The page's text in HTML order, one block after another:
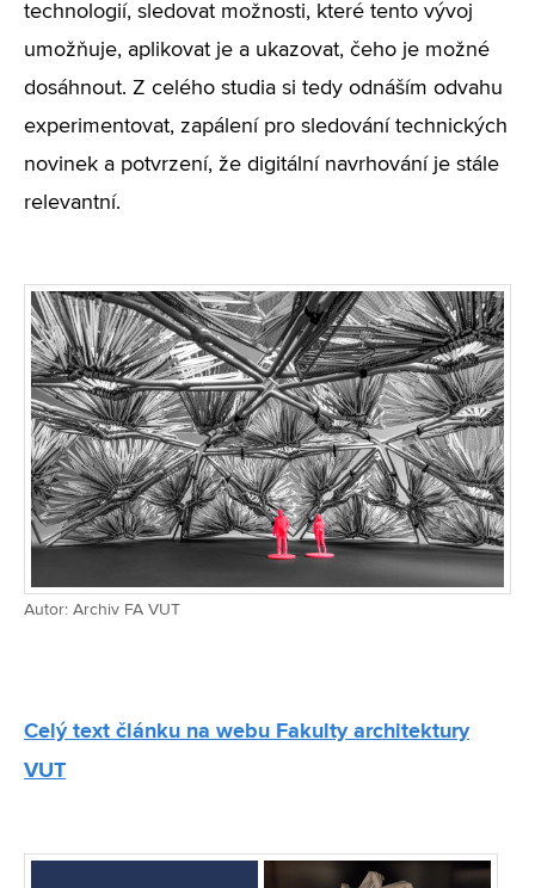
technologií, sledovat možnosti, které tento vývoj
umožňuje, aplikovat je a ukazovat, čeho je možné
dosáhnout. Z celého studia si tedy odnáším odvahu
experimentovat, zapálení pro sledování technických
novinek a potvrzení, že digitální navrhování je stále
relevantní.
Autor: Archiv FA VUT
Celý text článku na webu Fakulty architektury
VUT